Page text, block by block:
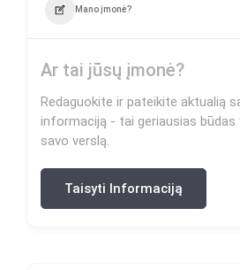
Mano įmonė?
Ar tai jūsų įmonė?
Redaguokite ir pateikite aktualią
informaciją - tai geriausias būdas
savo verslą.
Taisyti Informaciją